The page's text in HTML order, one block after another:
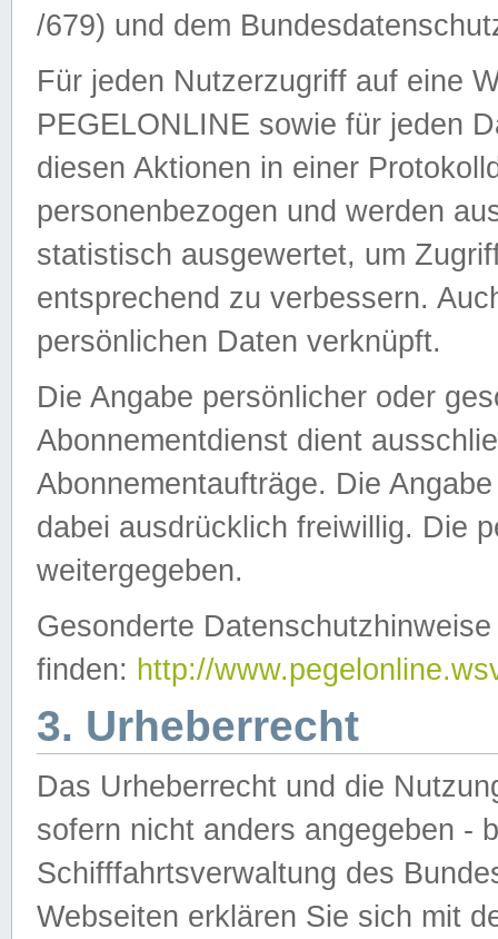
/679) und dem
Für jeden Nutzerzugriff auf eine
PEGELONLINE sowie für jeden
diesen Aktionen in einer
personenbezogen und werden
statistisch ausgewertet, um
entsprechend zu verbessern.
persönlichen Daten verknüpft.
Die Angabe persönlicher oder
Abonnementdienst dient
Abonnementaufträge. Die
dabei ausdrücklich freiwillig. Die
weitergegeben.
Gesonderte
finden: http://
3. Urheberrecht
Das Urheberrecht und die
sofern nicht anders angegeben -
Schifffahrtsverwaltung des
Webseiten erklären Sie sich mit